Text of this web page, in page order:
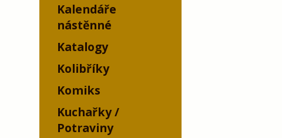
Kalendáře
nástěnné
Katalogy
Kolibříky
Komiks
Kuchařky /
Potraviny